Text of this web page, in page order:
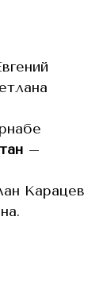
–
Карацев